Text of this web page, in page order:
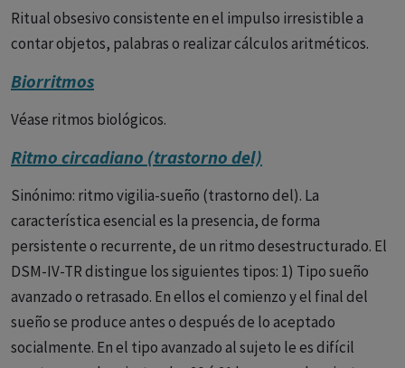
Ritual obsesivo consistente en el impulso irresistible a
contar objetos, palabras o realizar cálculos aritméticos.
Biorritmos
Véase ritmos biológicos.
Ritmo circadiano (trastorno del)
Sinónimo: ritmo vigilia-sueño (trastorno del). La
característica esencial es la presencia, de forma
persistente o recurrente, de un ritmo desestructurado. El
DSM-IV-TR distingue los siguientes tipos: 1) Tipo sueño
avanzado o retrasado. En ellos el comienzo y el final del
sueño se produce antes o después de lo aceptado
socialmente. En el tipo avanzado al sujeto le es difícil